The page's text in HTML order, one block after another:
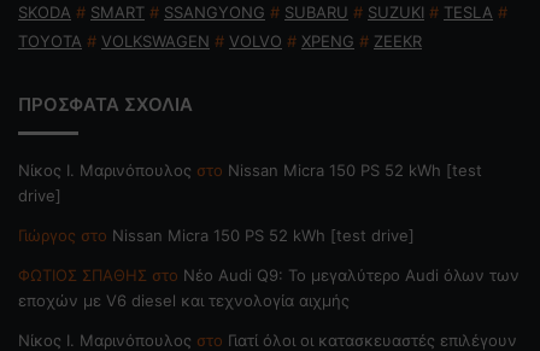
SKODA # SMART # SSANGYONG # SUBARU # SUZUKI # TESLA #
TOYOTA # VOLKSWAGEN # VOLVO # XPENG # ZEEKR
ΠΡΟΣΦΑΤΑ ΣΧΟΛΙΑ
Nίκος Ι. Mαρινόπουλος στο Nissan Micra 150 PS 52 kWh [test
drive]
Γιώργος στο Nissan Micra 150 PS 52 kWh [test drive]
ΦΩΤΙΟΣ ΣΠΑΘΗΣ στο Νέο Audi Q9: Το μεγαλύτερο Audi όλων των
εποχών με V6 diesel και τεχνολογία αιχμής
Nίκος Ι. Mαρινόπουλος στο Γιατί όλοι οι κατασκευαστές επιλέγουν